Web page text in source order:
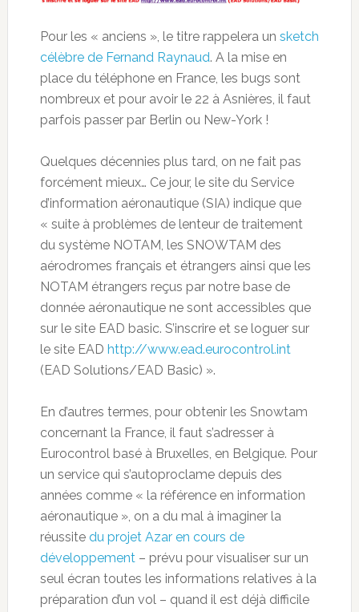
Pour les « anciens », le titre rappelera un sketch
célèbre de Fernand Raynaud. A la mise en
place du téléphone en France, les bugs sont
nombreux et pour avoir le 22 à Asnières, il faut
parfois passer par Berlin ou New-York !
Quelques décennies plus tard, on ne fait pas
forcément mieux… Ce jour, le site du Service
d’information aéronautique (SIA) indique que
« suite à problèmes de lenteur de traitement
du système NOTAM, les SNOWTAM des
aérodromes français et étrangers ainsi que les
NOTAM étrangers reçus par notre base de
donnée aéronautique ne sont accessibles que
sur le site EAD basic. S’inscrire et se loguer sur
le site EAD http://www.ead.eurocontrol.int
(EAD Solutions/EAD Basic) ».
En d’autres termes, pour obtenir les Snowtam
concernant la France, il faut s’adresser à
Eurocontrol basé à Bruxelles, en Belgique. Pour
un service qui s’autoproclame depuis des
années comme « la référence en information
aéronautique », on a du mal à imaginer la
réussite du projet Azar en cours de
développement– prévu pour visualiser sur un
seul écran toutes les informations relatives à la
préparation d’un vol – quand il est déjà difficile